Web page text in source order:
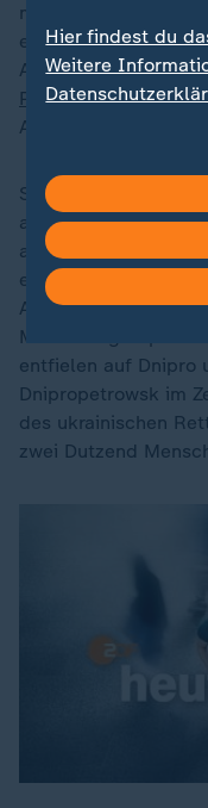
mit Zurückhaltung.
ein fester
Auch die Radikalen
Putinwürden einer
Angriffe auf Kiew
So griff Russland
acht Regionen der
an. Der ukrainische
erklärte, Russland
Angriffsdrohnen
Marschflugkörper
entfielen auf Dnipro
Dnipropetrowsk im
des ukrainischen
zwei Dutzend
Hier findest du
Weitere